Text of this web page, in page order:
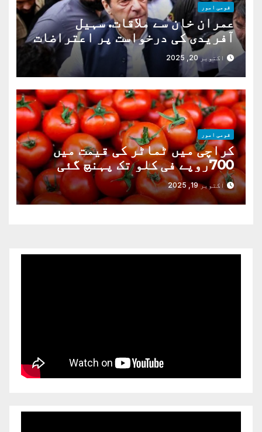
قومی امور
عمران خان سے ملاقات. سہیل
آفریدی کی درخواست پر اعتراضات
دوراکتوبر 20, 2025
قومی امور
کراچی میں ٹماٹر کی قیمت میں
700روپے فی کلو تک پہنچ گئی
اکتوبر 19, 2025